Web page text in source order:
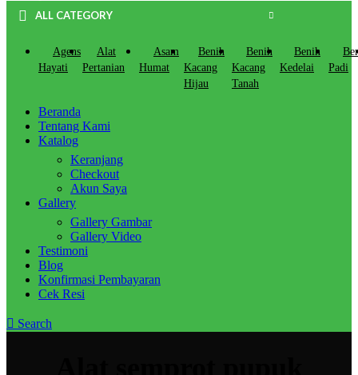
ALL CATEGORY
Agens
Hayati
Alat
Pertanian
Asam
Humat
Benih
Kacang
Hijau
Benih
Kacang
Tanah
Benih
Kedelai
Padi
Beranda
Tentang Kami
Katalog
Keranjang
Checkout
Akun Saya
Gallery
Gallery Gambar
Gallery Video
Testimoni
Blog
Konfirmasi Pembayaran
Cek Resi
Search